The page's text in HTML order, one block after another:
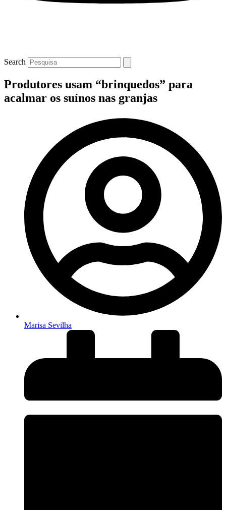
Search
Produtores usam “brinquedos” para
acalmar os suínos nas granjas
Marisa Sevilha